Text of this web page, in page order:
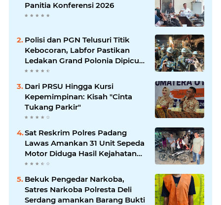
Panitia Konferensi 2026
Polisi dan PGN Telusuri Titik
Kebocoran, Labfor Pastikan
Ledakan Grand Polonia Dipicu
Akumulasi Gas
Dari PRSU Hingga Kursi
Kepemimpinan: Kisah "Cinta
Tukang Parkir"
Sat Reskrim Polres Padang
Lawas Amankan 31 Unit Sepeda
Motor Diduga Hasil Kejahatan
dari Rumah Warga di Pasar
Latong
Bekuk Pengedar Narkoba,
Satres Narkoba Polresta Deli
Serdang amankan Barang Bukti